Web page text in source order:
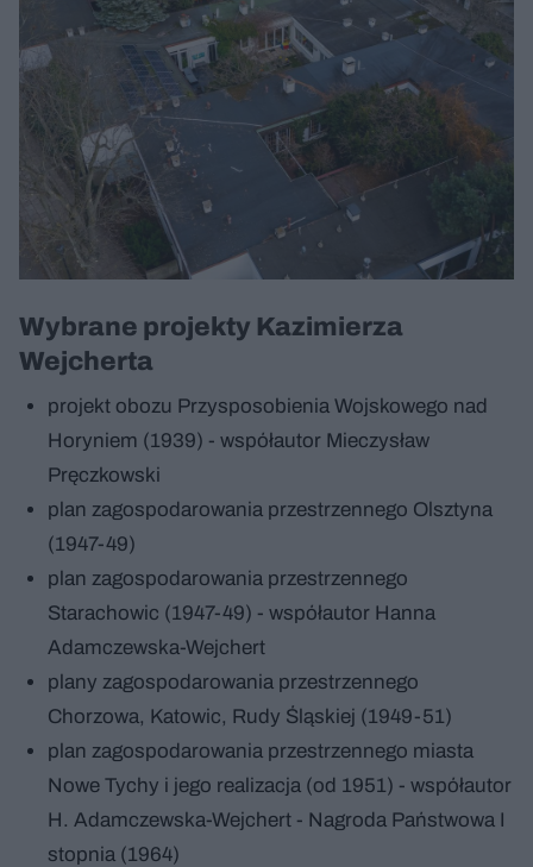
Wybrane projekty Kazimierza
Wejcherta
projekt obozu Przysposobienia Wojskowego nad
Horyniem (1939) - współautor Mieczysław
Pręczkowski
plan zagospodarowania przestrzennego Olsztyna
(1947-49)
plan zagospodarowania przestrzennego
Starachowic (1947-49) - współautor Hanna
Adamczewska-Wejchert
plany zagospodarowania przestrzennego
Chorzowa, Katowic, Rudy Śląskiej (1949-51)
plan zagospodarowania przestrzennego miasta
Nowe Tychy i jego realizacja (od 1951) - współautor
H. Adamczewska-Wejchert - Nagroda Państwowa I
stopnia (1964)